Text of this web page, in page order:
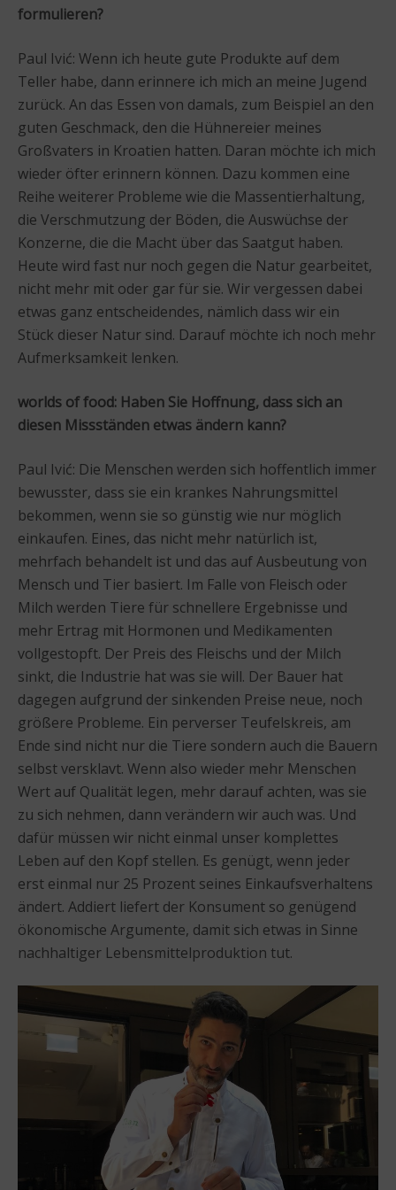
formulieren?
Paul Ivić: Wenn ich heute gute Produkte auf dem
Teller habe, dann erinnere ich mich an meine Jugend
zurück. An das Essen von damals, zum Beispiel an den
guten Geschmack, den die Hühnereier meines
Großvaters in Kroatien hatten. Daran möchte ich mich
wieder öfter erinnern können. Dazu kommen eine
Reihe weiterer Probleme wie die Massentierhaltung,
die Verschmutzung der Böden, die Auswüchse der
Konzerne, die die Macht über das Saatgut haben.
Heute wird fast nur noch gegen die Natur gearbeitet,
nicht mehr mit oder gar für sie. Wir vergessen dabei
etwas ganz entscheidendes, nämlich dass wir ein
Stück dieser Natur sind. Darauf möchte ich noch mehr
Aufmerksamkeit lenken.
worlds of food: Haben Sie Hoffnung, dass sich an
diesen Missständen etwas ändern kann?
Paul Ivić: Die Menschen werden sich hoffentlich immer
bewusster, dass sie ein krankes Nahrungsmittel
bekommen, wenn sie so günstig wie nur möglich
einkaufen. Eines, das nicht mehr natürlich ist,
mehrfach behandelt ist und das auf Ausbeutung von
Mensch und Tier basiert. Im Falle von Fleisch oder
Milch werden Tiere für schnellere Ergebnisse und
mehr Ertrag mit Hormonen und Medikamenten
vollgestopft. Der Preis des Fleischs und der Milch
sinkt, die Industrie hat was sie will. Der Bauer hat
dagegen aufgrund der sinkenden Preise neue, noch
größere Probleme. Ein perverser Teufelskreis, am
Ende sind nicht nur die Tiere sondern auch die Bauern
selbst versklavt. Wenn also wieder mehr Menschen
Wert auf Qualität legen, mehr darauf achten, was sie
zu sich nehmen, dann verändern wir auch was. Und
dafür müssen wir nicht einmal unser komplettes
Leben auf den Kopf stellen. Es genügt, wenn jeder
erst einmal nur 25 Prozent seines Einkaufsverhaltens
ändert. Addiert liefert der Konsument so genügend
ökonomische Argumente, damit sich etwas in Sinne
nachhaltiger Lebensmittelproduktion tut.